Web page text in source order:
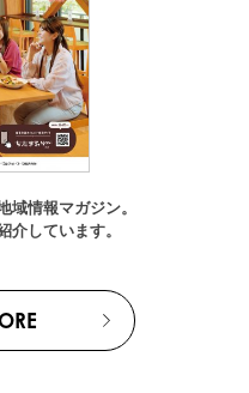
域情報マガジン。
介しています。